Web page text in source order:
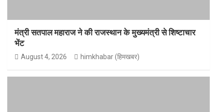
मंत्री सतपाल महाराज ने की राजस्थान के मुख्यमंत्री से शिष्टाचार
भेंट
August 4, 2026 himkhabar (हिमखबर)